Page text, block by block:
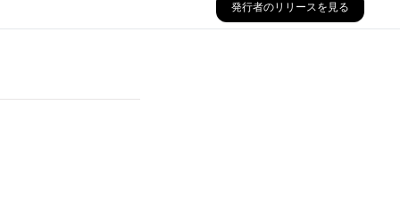
発行者のリリースを見る